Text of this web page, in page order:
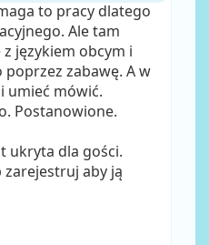
to pracy dlatego
Ale tam
z językiem obcym i
zabawę. A w
umieć mówić.
Postanowione.
ukryta dla gości.
zarejestruj aby ją